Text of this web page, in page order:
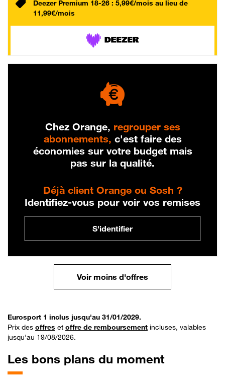
Deezer Premium 18-26 : 5,99€/mois au lieu de
11,99€/mois
Chez Orange, regrouper ses
abonnements, c'est faire des
économies sur votre budget mais
pas sur la qualité.
Déjà client Orange ou Sosh ?
Identifiez-vous pour voir vos remises
S'identifier
Voir moins d'offres
Eurosport 1 inclus jusqu'au 31/01/2029.
Prix des offres et offre de remboursement incluses, valables
jusqu’au 19/08/2026.
Les bons plans du moment